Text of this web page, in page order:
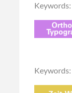
Keywords:
Keywords: